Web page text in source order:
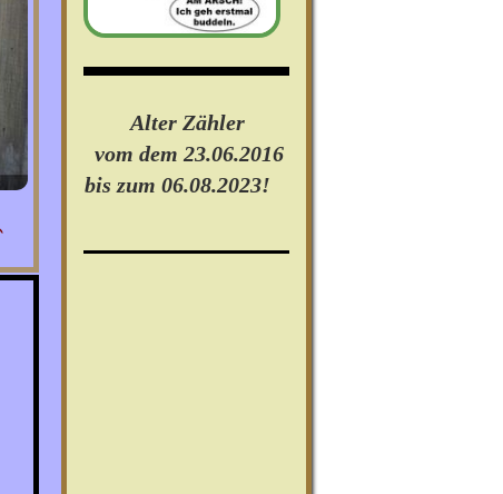
Alter Zähler
vom dem 23.06.2016
bis zum 06.08.2023!